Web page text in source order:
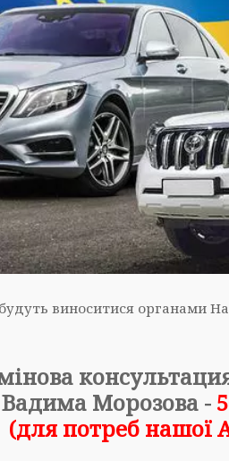
виноситися органами
Вадима Морозова -
(для потреб нашої